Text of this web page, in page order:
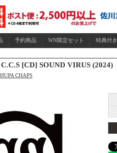
予約商品 WN限定セット 特典付き
[CD] SOUND VIRUS (2024)
CHAPS